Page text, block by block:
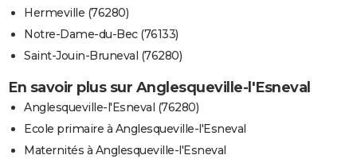
Hermeville (76280)
Notre-Dame-du-Bec (76133)
Saint-Jouin-Bruneval (76280)
En savoir plus sur Anglesqueville-l'Esneval
Anglesqueville-l'Esneval (76280)
Ecole primaire à Anglesqueville-l'Esneval
Maternités à Anglesqueville-l'Esneval